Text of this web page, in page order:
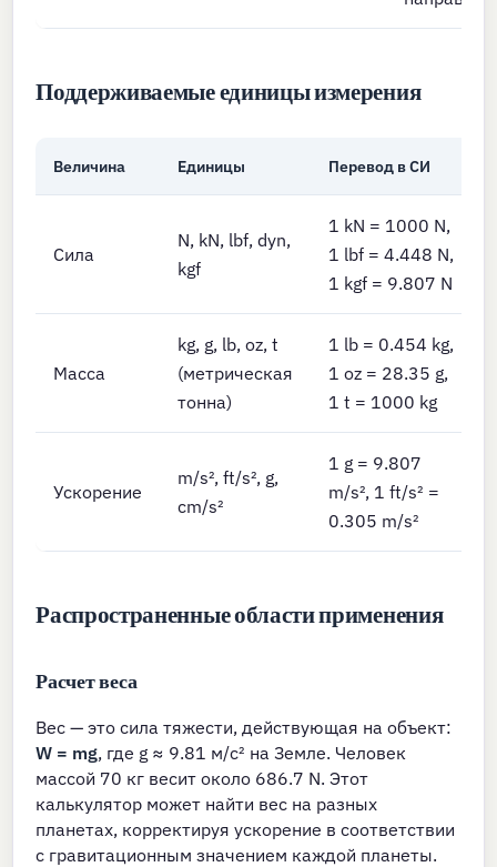
Поддерживаемые единицы измерения
Величина Единицы Перевод в СИ
Сила
N, kN, lbf, dyn,
kgf
1 kN = 1000 N,
1 lbf = 4.448 N,
1 kgf = 9.807 N
Масса
kg, g, lb, oz, t
(метрическая
тонна)
1 lb = 0.454 kg,
1 oz = 28.35 g,
1 t = 1000 kg
Ускорение
m/s², ft/s², g,
cm/s²
1 g = 9.807
m/s², 1 ft/s² =
0.305 m/s²
Распространенные области применения
Расчет веса
Вес — это сила тяжести, действующая на объект:
W = mg, где g ≈ 9.81 м/с² на Земле. Человек
массой 70 кг весит около 686.7 N. Этот
калькулятор может найти вес на разных
планетах, корректируя ускорение в соответствии
с гравитационным значением каждой планеты.